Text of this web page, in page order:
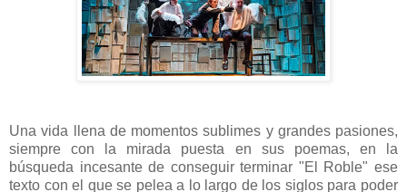
Una vida llena de momentos sublimes y grandes pasiones,
siempre con la mirada puesta en sus poemas, en la
búsqueda incesante de conseguir terminar "El Roble" ese
texto con el que se pelea a lo largo de los siglos para poder